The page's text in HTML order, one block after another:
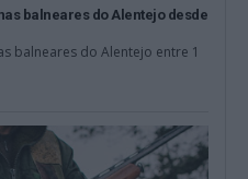
balneares do Alentejo desde
balneares do Alentejo entre 1